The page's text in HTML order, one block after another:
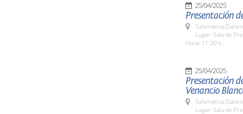
25/04/2025
Presentación
Salamanca
Lugar: Sala de
Hora: 11:30 h.
25/04/2025
Presentación
Venancio
Salamanca
Lugar: Sala de